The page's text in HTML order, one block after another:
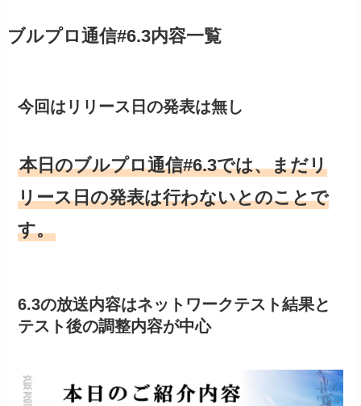
ブルプロ通信#6.3内容一覧
今回はリリース日の発表は無し
本日のブルプロ通信#6.3では、まだリ
リース日の発表は行わないとのことで
す。
6.3の放送内容はネットワークテスト結果と
テスト後の調整内容が中心